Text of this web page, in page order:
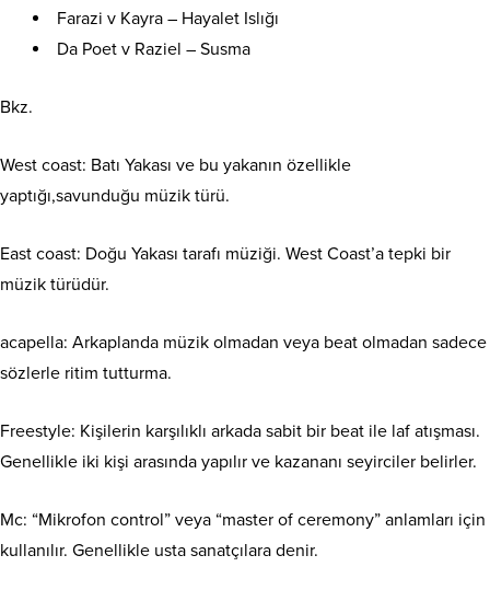
Farazi v Kayra – Hayalet Islığı
Da Poet v Raziel – Susma
Bkz.
West coast: Batı Yakası ve bu yakanın özellikle
yaptığı,savunduğu müzik türü.
East coast: Doğu Yakası tarafı müziği. West Coast’a tepki bir
müzik türüdür.
acapella: Arkaplanda müzik olmadan veya beat olmadan sadece
sözlerle ritim tutturma.
Freestyle: Kişilerin karşılıklı arkada sabit bir beat ile laf atışması.
Genellikle iki kişi arasında yapılır ve kazananı seyirciler belirler.
Mc: “Mikrofon control” veya “master of ceremony” anlamları için
kullanılır. Genellikle usta sanatçılara denir.